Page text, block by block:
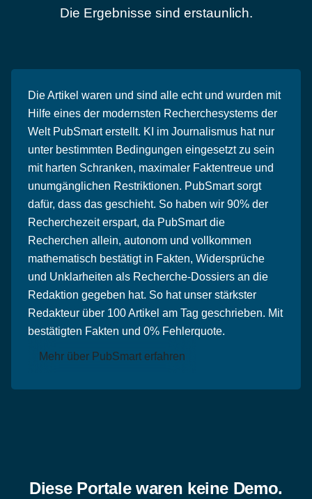
Die Ergebnisse sind erstaunlich.
Die Artikel waren und sind alle echt und wurden mit
Hilfe eines der modernsten Recherchesystems der
Welt PubSmart erstellt. KI im Journalismus hat nur
unter bestimmten Bedingungen eingesetzt zu sein
mit harten Schranken, maximaler Faktentreue und
unumgänglichen Restriktionen. PubSmart sorgt
dafür, dass das geschieht. So haben wir 90% der
Recherchezeit erspart, da PubSmart die
Recherchen allein, autonom und vollkommen
mathematisch bestätigt in Fakten, Widersprüche
und Unklarheiten als Recherche-Dossiers an die
Redaktion gegeben hat. So hat unser stärkster
Redakteur über 100 Artikel am Tag geschrieben. Mit
bestätigten Fakten und 0% Fehlerquote.
Mehr über PubSmart erfahren
Diese Portale waren keine Demo.